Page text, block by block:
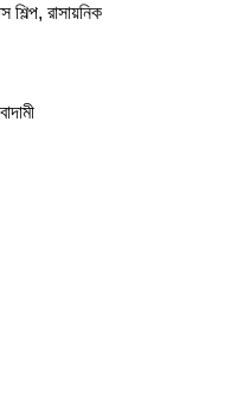
রাসায়নিক